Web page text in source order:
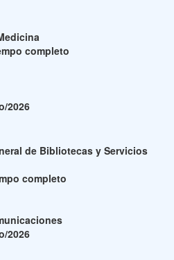
completo
2026
de Bibliotecas y Servicios
completo
2026